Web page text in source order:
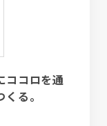
ココロを通
る。